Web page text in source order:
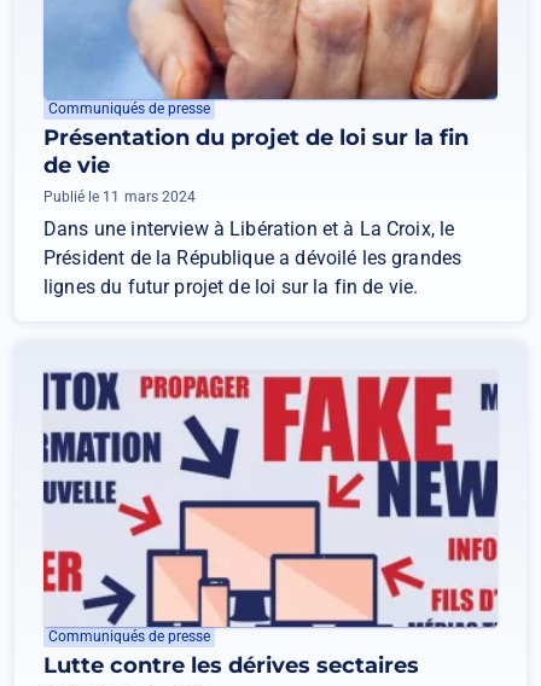
Communiqués de presse
Présentation du projet de loi sur la fin
de vie
Publié le 11 mars 2024
Dans une interview à Libération et à La Croix, le
Président de la République a dévoilé les grandes
lignes du futur projet de loi sur la fin de vie.
Communiqués de presse
Lutte contre les dérives sectaires